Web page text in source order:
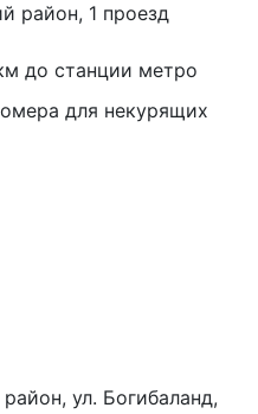
район, 1 проезд
до станции метро
ул. Богибаланд,